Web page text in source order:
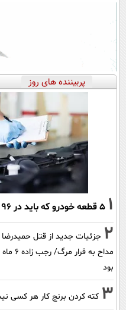
پربیننده های روز
1 ۵ قطعه خودرو که باید در ۹۶ هزار کیلومتر عوض کنید
2 جزئیات جدید از قتل
مداح
بود
3 کته کردن برنج کار هر کسی